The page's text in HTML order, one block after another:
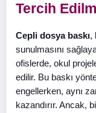
Tercih
Cepli dosya baskı,
sunulmasını
ofislerde, okul
edilir. Bu baskı
engellerken, aynı
kazandırır. Ancak,